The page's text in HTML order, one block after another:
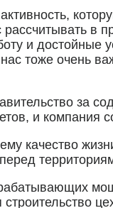
в
и
тоже очень
за
и компания
качество